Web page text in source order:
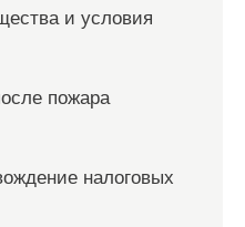
и условия
пожара
налоговых